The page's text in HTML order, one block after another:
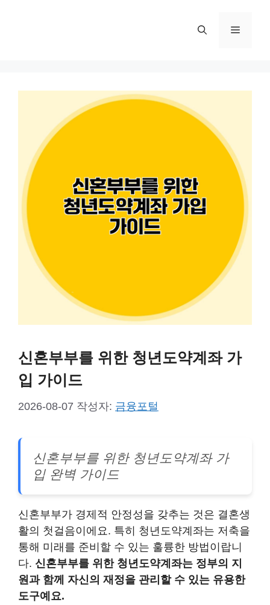
메
신혼부부를 위한 청년도약계좌 가
입 가이드
2026-08-07 작성자: 금융포털
신혼부부를 위한 청년도약계좌 가
입 완벽 가이드
신혼부부가 경제적 안정성을 갖추는 것은 결혼생
활의 첫걸음이에요. 특히 청년도약계좌는 저축을
통해 미래를 준비할 수 있는 훌륭한 방법이랍니
다. 신혼부부를 위한 청년도약계좌는 정부의 지
원과 함께 자신의 재정을 관리할 수 있는 유용한
도구예요.